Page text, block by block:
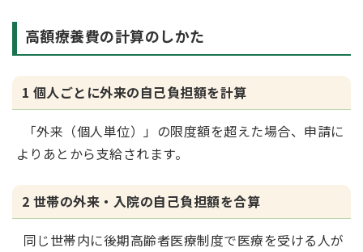
高額療養費の計算のしかた
1 個人ごとに外来の自己負担額を計算
「外来（個人単位）」の限度額を超えた場合、申請に
よりあとから支給されます。
2 世帯の外来・入院の自己負担額を合算
同じ世帯内に後期高齢者医療制度で医療を受ける人が